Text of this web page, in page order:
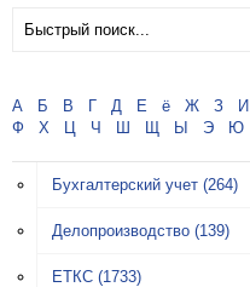
А Б В Г Д Е ё Ж З И
Ф
Х Ц Ч Ш Щ Ы Э Ю
Бухгалтерский учет (264)
Делопроизводство (139)
ЕТКС (1733)